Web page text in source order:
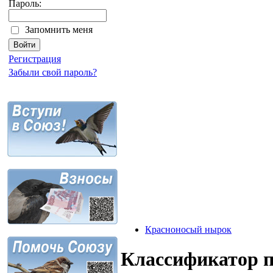
Пароль:
Запомнить меня
Регистрация
Забыли свой пароль?
Красноносый нырок
Классификатор